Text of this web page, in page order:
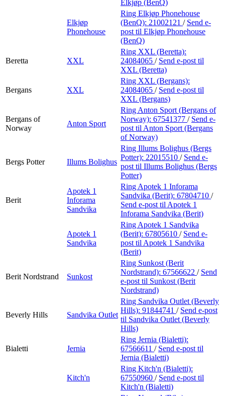
Elkjøp (BenQ)
Elkjøp
Phonehouse
Ring Elkjøp Phonehouse
(BenQ): 21002121 / Send e-
post til Elkjøp Phonehouse
(BenQ)
Beretta XXL
Ring XXL (Beretta):
24084065 / Send e-post til
XXL (Beretta)
Bergans XXL
Ring XXL (Bergans):
24084065 / Send e-post til
XXL (Bergans)
Bergans of
Norway
Anton Sport
Ring Anton Sport (Bergans of
Norway): 67541377 / Send e-
post til Anton Sport (Bergans
of Norway)
Bergs Potter Illums Bolighus
Ring Illums Bolighus (Bergs
Potter): 22015510 / Send e-
post til Illums Bolighus (Bergs
Potter)
Berit
Apotek 1
Inforama
Sandvika
Ring Apotek 1 Inforama
Sandvika (Berit): 67804710 /
Send e-post til Apotek 1
Inforama Sandvika (Berit)
Apotek 1
Sandvika
Ring Apotek 1 Sandvika
(Berit): 67805610 / Send e-
post til Apotek 1 Sandvika
(Berit)
Berit Nordstrand Sunkost
Ring Sunkost (Berit
Nordstrand): 67566622 / Send
e-post til Sunkost (Berit
Nordstrand)
Beverly Hills Sandvika Outlet
Ring Sandvika Outlet (Beverly
Hills): 91844741 / Send e-post
til Sandvika Outlet (Beverly
Hills)
Bialetti Jernia
Ring Jernia (Bialetti):
67566611 / Send e-post til
Jernia (Bialetti)
Kitch'n
Ring Kitch'n (Bialetti):
67550960 / Send e-post til
Kitch'n (Bialetti)